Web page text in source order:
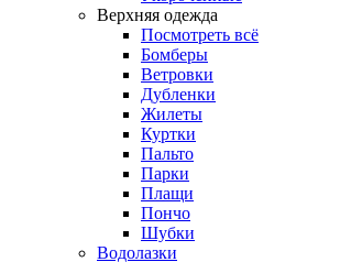
Верхняя одежда
Посмотреть всё
Бомберы
Ветровки
Дубленки
Жилеты
Куртки
Пальто
Парки
Плащи
Пончо
Шубки
Водолазки